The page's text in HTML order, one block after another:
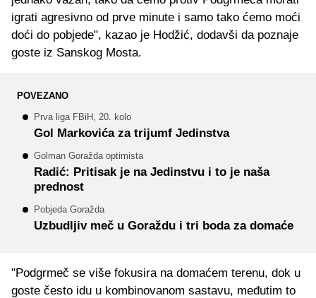
igrati agresivno od prve minute i samo tako ćemo moći
doći do pobjede", kazao je Hodžić, dodavši da poznaje
goste iz Sanskog Mosta.
POVEZANO
Prva liga FBiH, 20. kolo
Gol Markovića za trijumf Jedinstva
Golman Goražda optimista
Radić: Pritisak je na Jedinstvu i to je naša
prednost
Pobjeda Goražda
Uzbudljiv meč u Goraždu i tri boda za domaće
"Podgrmeč se više fokusira na domaćem terenu, dok u
goste često idu u kombinovanom sastavu, međutim to